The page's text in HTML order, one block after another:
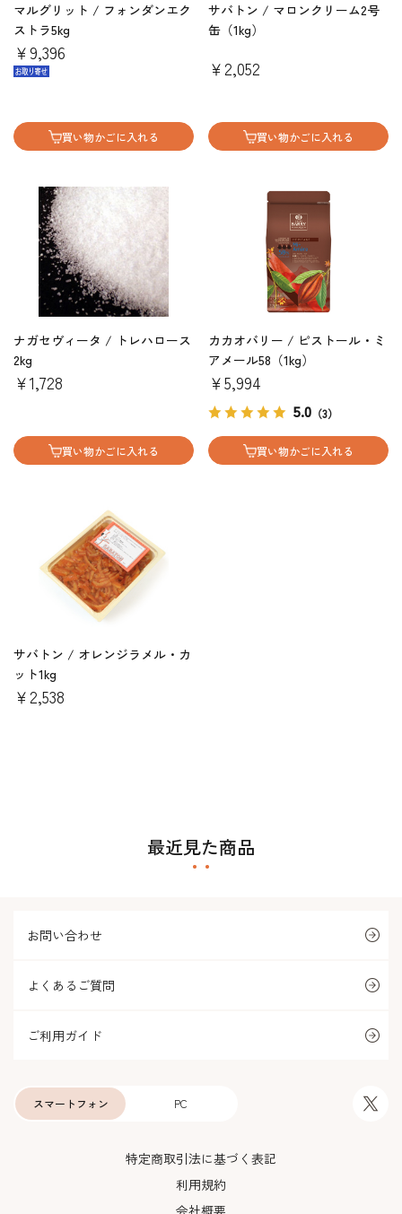
マルグリット / フォンダンエク
ストラ5kg
￥9,396
買い物かごに入れる
サバトン / マロンクリーム2号
缶（1kg）
￥2,052
買い物かごに入れる
ナガセヴィータ / トレハロース
2kg
￥1,728
買い物かごに入れる
カカオバリー / ピストール・ミ
アメール58（1kg）
￥5,994
5.0 （3）
買い物かごに入れる
サバトン / オレンジラメル・カ
ット1kg
￥2,538
最近見た商品
お問い合わせ
よくあるご質問
ご利用ガイド
PC
スマートフォン
特定商取引法に基づく表記
利用規約
会社概要